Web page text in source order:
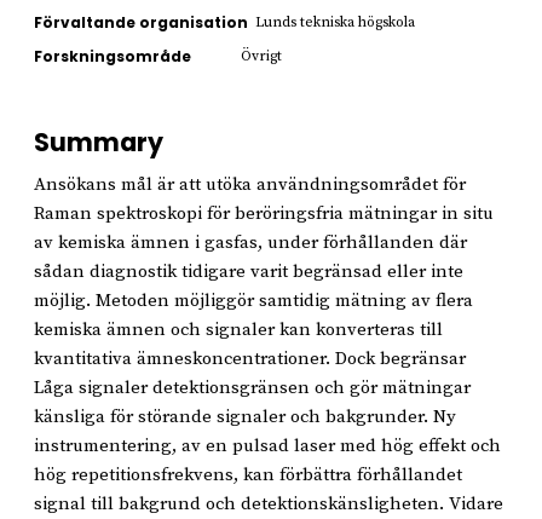
Förvaltande organisation Lunds tekniska högskola
Forskningsområde Övrigt
Summary
Ansökans mål är att utöka användningsområdet för
Raman spektroskopi för beröringsfria mätningar in situ
av kemiska ämnen i gasfas, under förhållanden där
sådan diagnostik tidigare varit begränsad eller inte
möjlig. Metoden möjliggör samtidig mätning av flera
kemiska ämnen och signaler kan konverteras till
kvantitativa ämneskoncentrationer. Dock begränsar
Låga signaler detektionsgränsen och gör mätningar
känsliga för störande signaler och bakgrunder. Ny
instrumentering, av en pulsad laser med hög effekt och
hög repetitionsfrekvens, kan förbättra förhållandet
signal till bakgrund och detektionskänsligheten. Vidare